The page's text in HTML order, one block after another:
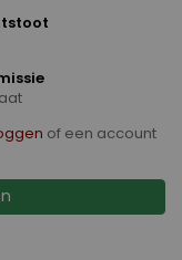
of een account